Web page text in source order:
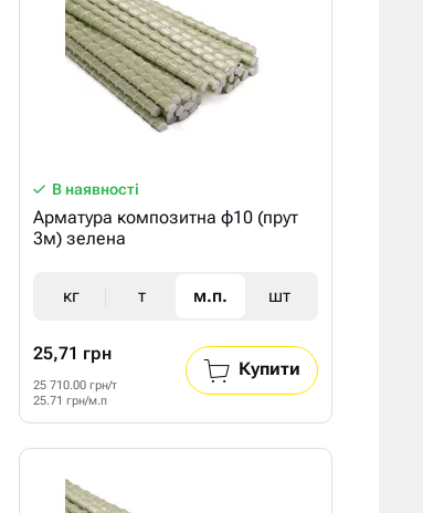
В наявності
Арматура композитна ф10 (прут
3м) зелена
кг т м.п. шт
25,71 грн
25 710.00 грн/т
25.71 грн/м.п
Купити